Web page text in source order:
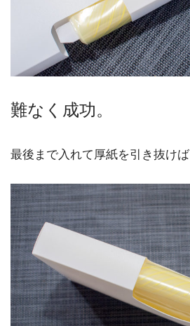
難なく成功。
最後まで入れて厚紙を引き抜けば